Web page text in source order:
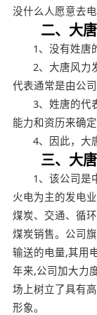
没什么人愿意去电
二、大
1、没有姓唐
2、大唐风力
代表通常是由公
3、姓唐的代
能力和资历来确定
4、因此，大
三、大
1、该公司是
火电为主的发电
煤炭、交通、循
煤炭销售。公司
输送的电量,其用
年来,公司加大力
场上树立了具有
形象。